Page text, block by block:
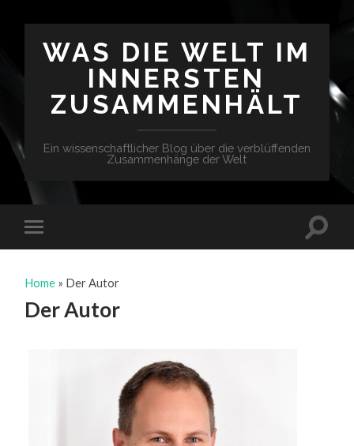
WAS DIE WELT IM
INNERSTEN
ZUSAMMENHÄLT
Ein wissenschaftlicher Blog über die verblüffenden
Zusammenhänge der Welt
Home » Der Autor
Der Autor